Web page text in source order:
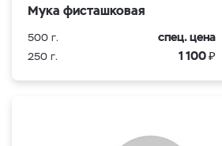
Мука фисташковая
500 г. спец. цена
250 г. 1 100₽